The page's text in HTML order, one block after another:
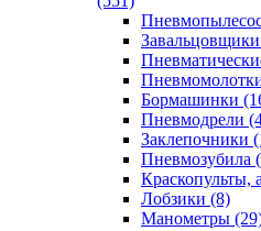
Завальцовщики
Бормашинки
Пневмодрели
Заклепочники
Пневмозубила
Краскопульты,
Лобзики (8)
Манометры